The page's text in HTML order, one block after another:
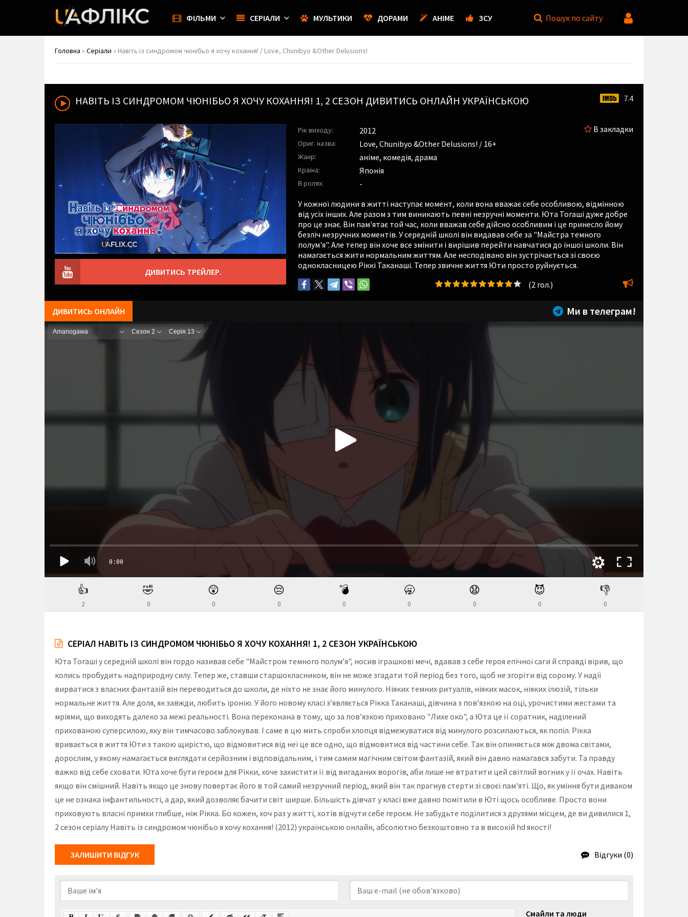
ФІЛЬМИ СЕРІАЛИ МУЛЬТИКИ ДОРАМИ АНІМЕ ЗСУ Пошук по сайту
Головна » Серіали » Навіть із синдромом чюнібьо я хочу кохання! / Love, Chunibyo &Other Delusions!
НАВІТЬ ІЗ СИНДРОМОМ ЧЮНІБЬО Я ХОЧУ КОХАННЯ! 1, 2 СЕЗОН ДИВИТИСЬ ОНЛАЙН УКРАЇНСЬКОЮ 7.4
ДИВИТИСЬ ТРЕЙЛЕР.
В закладки
Рік виходу: 2012
Ориг. назва: Love, Chunibyo &Other Delusions! / 16+
Жанр: аніме, комедія, драма
Країна: Японія
В ролях:
-
У кожної людини в житті наступає момент, коли вона вважає себе особливою, відмінною
від усіх інших. Але разом з тим виникають певні незручні моменти. Юта Тогаші дуже добре
про це знає. Він пам'ятає той час, коли вважав себе дійсно особливим і це принесло йому
безліч незручних моментів. У середній школі він видавав себе за "Майстра темного
полум'я". Але тепер він хоче все змінити і вирішив перейти навчатися до іншої школи. Він
намагається жити нормальним життям. Але несподівано він зустрічається зі своєю
однокласницею Ріккі Таканаші. Тепер звичне життя Юти просто руйнується.
(2гол.)
Ми в телеграм!
ДИВИТИСЬ ОНЛАЙН
👍
2
🤣
0
😲
0
😔
0
💣
0
🥱
0
😧
0
😈
0
👎
0
СЕРІАЛ НАВІТЬ ІЗ СИНДРОМОМ ЧЮНІБЬО Я ХОЧУ КОХАННЯ! 1, 2 СЕЗОН УКРАЇНСЬКОЮ
Юта Тогаші у середній школі він гордо називав себе "Майстром темного полум’я", носив іграшкові мечі, вдавав з себе героя епічної саги й справді вірив, що
колись пробудить надприродну силу. Тепер же, ставши старшокласником, він не може згадати той період без того, щоб не згоріти від сорому. У надії
вирватися з власних фантазій він переводиться до школи, де ніхто не знає його минулого. Ніяких темних ритуалів, ніяких масок, ніяких ілюзій, тільки
нормальне життя. Але доля, як завжди, любить іронію. У його новому класі з’являється Рікка Таканаші, дівчина з пов’язкою на оці, урочистими жестами та
мріями, що виходять далеко за межі реальності. Вона переконана в тому, що за пов’язкою приховано "Лихе око", а Юта це її соратник, наділений
прихованою суперсилою, яку він тимчасово заблокував. І саме в цю мить спроби хлопця відмежуватися від минулого розсипаються, як попіл. Рікка
вривається в життя Юти з такою щирістю, що відмовитися від неї це все одно, що відмовитися від частини себе. Так він опиняється між двома світами,
дорослим, у якому намагається виглядати серйозним і відповідальним, і тим самим магічним світом фантазій, який він давно намагався забути. Та правду
важко від себе сховати. Юта хоче бути героєм для Рікки, хоче захистити її від вигаданих ворогів, аби лише не втратити цей світлий вогник у її очах. Навіть
якщо він смішний. Навіть якщо це знову повертає його в той самий незручний період, який він так прагнув стерти зі своєї пам'яті. Що, як уміння бути диваком
це не ознака інфантильності, а дар, який дозволяє бачити світ ширше. Більшість дівчат у класі вже давно помітили в Юті щось особливе. Просто вони
приховують власні примхи глибше, ніж Рікка. Бо кожен, хоч раз у житті, хотів відчути себе героєм. Не забудьте поділитися з друзями місцем, де ви дивилися 1,
2 сезон серіалу Навіть із синдромом чюнібьо я хочу кохання! (2012) українською онлайн, абсолютно безкоштовно та в високій hd якості!
ЗАЛИШИТИ ВІДГУК Відгуки (0)
Смайли та люди